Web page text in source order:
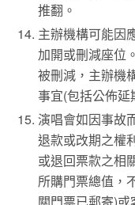
推翻。
主辦機構可能因
加開或刪減座位
被刪減，主辦機
事宜(包括公佈延
演唱會如因事故
退款或改期之權
或退回票款之相
所購門票總值，